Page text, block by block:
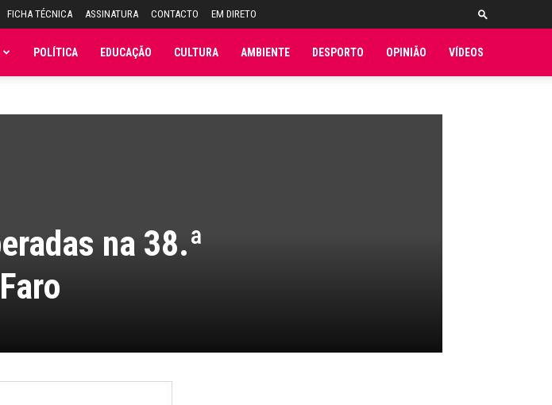
FICHA TÉCNICA ASSINATURA CONTACTO EM DIRETO
POLÍTICA EDUCAÇÃO CULTURA AMBIENTE DESPORTO OPINIÃO VÍDEOS
na 38.ª